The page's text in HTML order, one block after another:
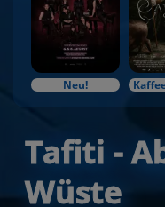
Neu!
Tafiti -
Wüste